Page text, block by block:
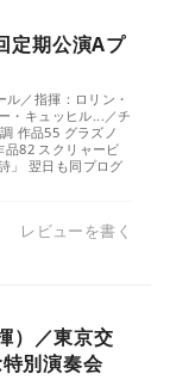
定期公演Aプ
／指揮：ロリン・
・キュッヒル...／チ
作品55 グラズノ
品82 スクリャービ
」 翌日も同プログ
レビューを書く
）／東京交
別演奏会